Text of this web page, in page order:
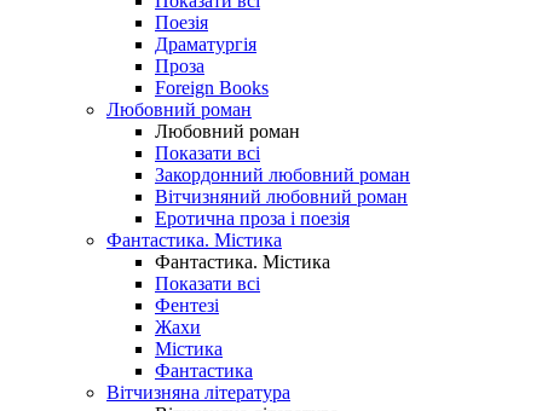
Поезія
Драматургія
Проза
Foreign Books
Любовний роман
Любовний роман
Показати всі
Закордонний любовний роман
Вітчизняний любовний роман
Еротична проза і поезія
Фантастика. Містика
Фантастика. Містика
Показати всі
Фентезі
Жахи
Містика
Фантастика
Вітчизняна література